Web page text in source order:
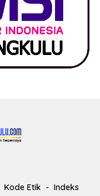
Kode Etik Indeks